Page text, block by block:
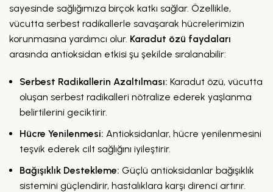
sayesinde sağlığımıza birçok katkı sağlar. Özellikle,
vücutta serbest radikallerle savaşarak hücrelerimizin
korunmasına yardımcı olur. Karadut özü faydaları
arasında antioksidan etkisi şu şekilde sıralanabilir:
Serbest Radikallerin Azaltılması: Karadut özü, vücutta
oluşan serbest radikalleri nötralize ederek yaşlanma
belirtilerini geciktirir.
Hücre Yenilenmesi: Antioksidanlar, hücre yenilenmesini
teşvik ederek cilt sağlığını iyileştirir.
Bağışıklık Destekleme: Güçlü antioksidanlar bağışıklık
sistemini güçlendirir, hastalıklara karşı direnci artırır.